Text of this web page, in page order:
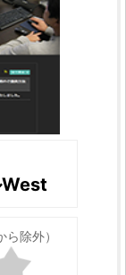
West
除外）